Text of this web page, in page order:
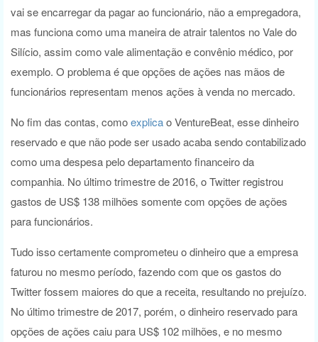
vai se encarregar da pagar ao funcionário, não a empregadora,
mas funciona como uma maneira de atrair talentos no Vale do
Silício, assim como vale alimentação e convênio médico, por
exemplo. O problema é que opções de ações nas mãos de
funcionários representam menos ações à venda no mercado.
No fim das contas, comoexplicao VentureBeat, esse dinheiro
reservado e que não pode ser usado acaba sendo contabilizado
como uma despesa pelo departamento financeiro da
companhia. No último trimestre de 2016, o Twitter registrou
gastos de US$ 138 milhões somente com opções de ações
para funcionários.
Tudo isso certamente comprometeu o dinheiro que a empresa
faturou no mesmo período, fazendo com que os gastos do
Twitter fossem maiores do que a receita, resultando no prejuízo.
No último trimestre de 2017, porém, o dinheiro reservado para
opções de ações caiu para US$ 102 milhões, e no mesmo